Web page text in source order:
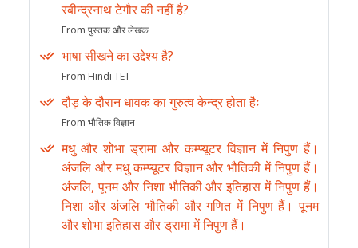
रबीन्द्रनाथ टेगौर की नहीं है?
From पुस्तक और लेखक
भाषा सीखने का उद्देश्य है?
From Hindi TET
दौड़ के दौरान धावक का गुरुत्व केन्द्र होता हैः
From भौतिक विज्ञान
मधु और शोभा ड्रामा और कम्प्यूटर विज्ञान में निपुण हैं।
अंजलि और मधु कम्प्यूटर विज्ञान और भौतिकी में निपुण हैं।
अंजलि, पूनम और निशा भौतिकी और इतिहास में निपुण हैं।
निशा और अंजलि भौतिकी और गणित में निपुण हैं। पूनम
और शोभा इतिहास और ड्रामा में निपुण हैं।